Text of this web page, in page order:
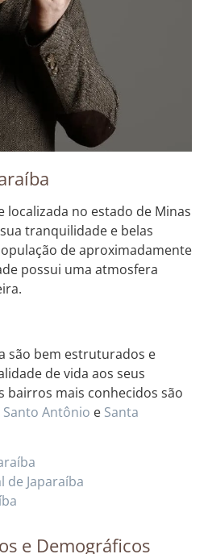
localizada no estado de Minas
tranquilidade e belas
de aproximadamente
possui uma atmosfera
são bem estruturados e
de vida aos seus
bairros mais conhecidos são
Santo Antônio e Santa
de Japaraíba
e Demográficos